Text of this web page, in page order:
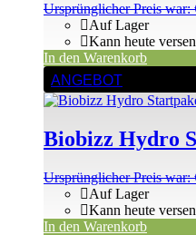
Ursprünglicher Preis war:
Auf Lager
Kann heute
In den Warenkorb
ANGEBOT
Biobizz Hydro
Ursprünglicher Preis war:
Auf Lager
Kann heute
In den Warenkorb